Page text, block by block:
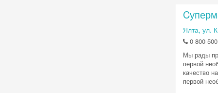
Ялта, ул.
0 800
Мы рады
первой
качество
первой